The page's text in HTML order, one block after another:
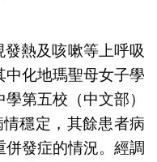
發熱及咳嗽等上呼吸
化地瑪聖母女子學
第五校（中文部）
穩定，其餘患者病
發症的情況。經調